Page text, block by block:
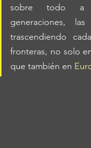
sobre todo a
generaciones,
trascendiendo
fronteras, no solo
que también en